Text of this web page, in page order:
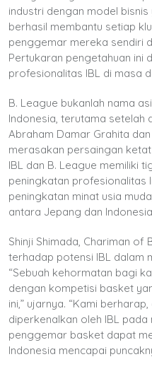
industri dengan model
berhasil membantu setiap
penggemar mereka sendiri
Pertukaran pengetahuan ini
profesionalitas IBL di masa
B. League bukanlah nama
Indonesia, terutama setelah
Abraham Damar Grahita
merasakan persaingan
IBL dan B. League memiliki
peningkatan profesionalitas
peningkatan minat usia
antara Jepang dan
Shinji Shimada, Chariman of
terhadap potensi IBL dalam
“Sebuah kehormatan bagi
dengan kompetisi basket
ini,” ujarnya. “Kami
diperkenalkan oleh IBL
penggemar basket dapat
Indonesia mencapai